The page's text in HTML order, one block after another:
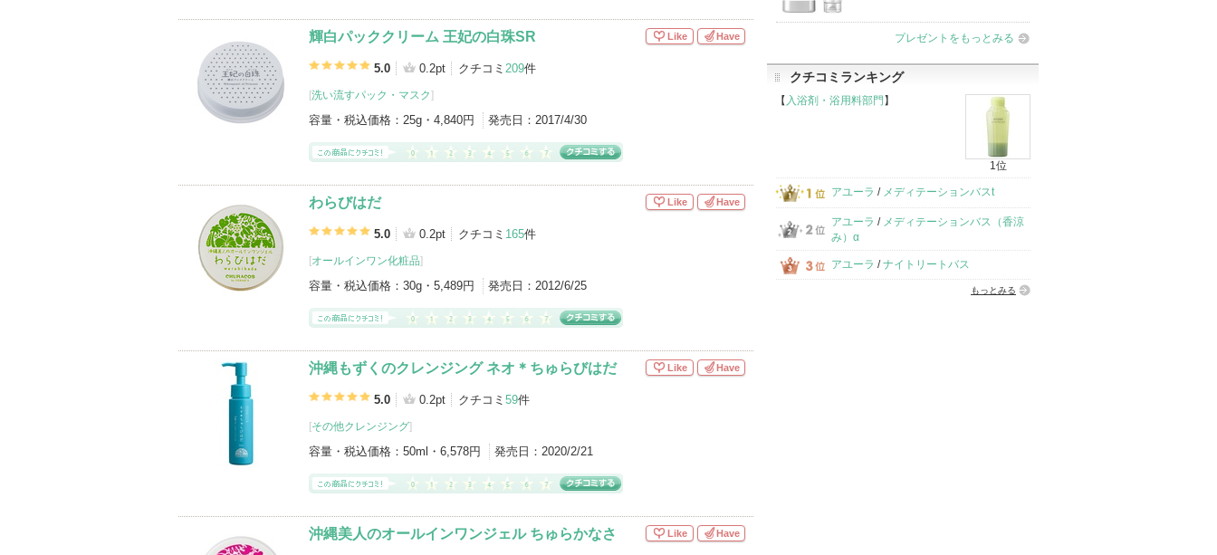
輝白パッククリーム 王妃の白珠SR
5.0 0.2pt クチコミ 209件
[洗い流すパック・マスク]
容量・税込価格： 25g・4,840円 発売日： 2017/4/30
Like Have
わらびはだ
5.0 0.2pt クチコミ 165件
[オールインワン化粧品]
容量・税込価格： 30g・5,489円 発売日： 2012/6/25
Like Have
沖縄もずくのクレンジング ネオ＊ちゅらびはだ
5.0 0.2pt クチコミ 59件
[その他クレンジング]
容量・税込価格： 50ml・6,578円 発売日： 2020/2/21
Like Have
沖縄美人のオールインワンジェル ちゅらかなさ Like Have
品
プレゼントをもっとみる
クチコミランキング
【 入浴剤・浴用料部門 】
1位
アユーラ / メディテーションバスt
アユーラ / メディテーションバス（香涼
み）α
アユーラ /ナイトリートバス
もっとみる